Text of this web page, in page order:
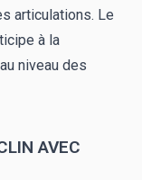
articulations. Le
à la
niveau des
AVEC